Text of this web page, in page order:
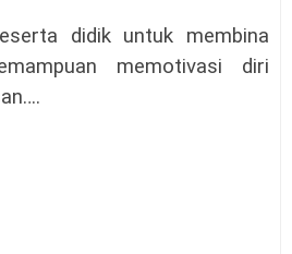
didik untuk membina
memotivasi diri
.